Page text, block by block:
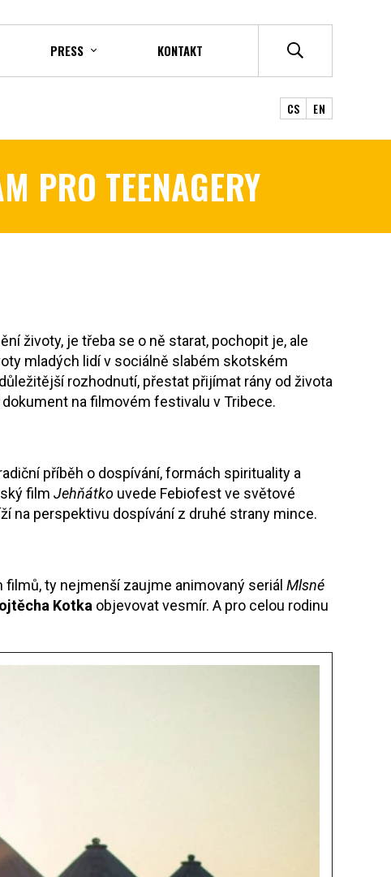
PRESS KONTAKT
CS EN
PRO TEENAGERY
životy, je třeba se o ně starat, pochopit je, ale
mladých lidí v sociálně slabém skotském
rozhodnutí, přestat přijímat rány od života
na filmovém festivalu v Tribece.
příběh o dospívání, formách spirituality a
film Jehňátko uvede Febiofest ve světové
na perspektivu dospívání z druhé strany mince.
ty nejmenší zaujme animovaný seriál Mlsné
Kotka objevovat vesmír. A pro celou rodinu